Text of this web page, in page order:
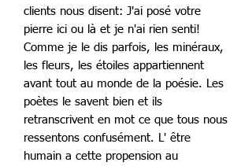
clients nous disent: J'ai posé votre
pierre ici ou là et je n'ai rien senti!
Comme je le dis parfois, les minéraux,
les fleurs, les étoiles appartiennent
avant tout au monde de la poésie. Les
poètes le savent bien et ils
retranscrivent en mot ce que tous nous
ressentons confusément. L' être
humain a cette propension au